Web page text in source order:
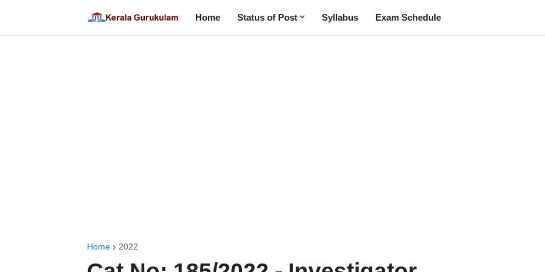
Home Status of Post Syllabus Exam Schedule
Home 2022